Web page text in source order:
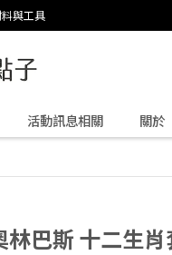
與工具
活動訊息相關 關於
林巴斯 十二生